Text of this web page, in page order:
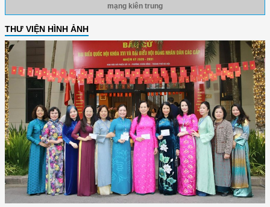
mạng kiên trung
THƯ VIỆN HÌNH ẢNH